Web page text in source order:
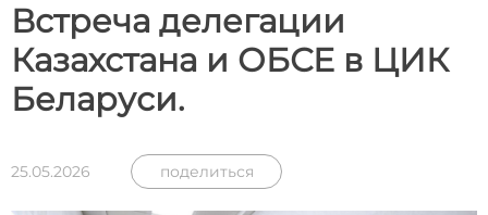
Встреча делегации
Казахстана и ОБСЕ в ЦИК
Беларуси.
25.05.2026 поделиться